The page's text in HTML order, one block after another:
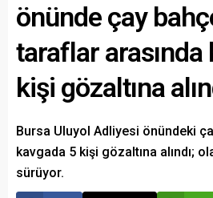
önünde çay
taraflar arasında
kişi gözaltına
Bursa Uluyol Adliyesi önündeki
kavgada 5 kişi gözaltına alındı;
sürüyor.